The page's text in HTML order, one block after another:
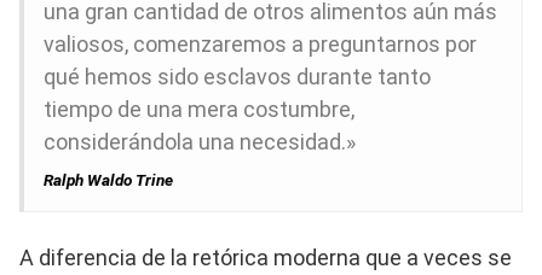
una gran cantidad de otros alimentos aún más
valiosos, comenzaremos a preguntarnos por
qué hemos sido esclavos durante tanto
tiempo de una mera costumbre,
considerándola una necesidad.»
Ralph Waldo Trine
A diferencia de la retórica moderna que a veces se